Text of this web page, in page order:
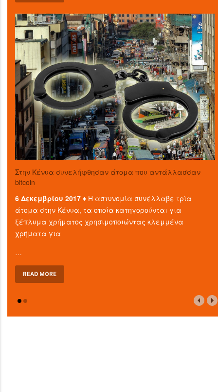
Στην Κένυα συνελήφθησαν άτομα που αντάλλασσαν
bitcoin
6 Δεκεμβρίου 2017 ♦ Η αστυνομία συνέλλαβε τρία
άτομα στην Κένυα, τα οποία κατηγορούνται για
ξέπλυμα χρήματος χρησιμοποιώντας κλεμμένα
χρήματα για
…
READ MORE